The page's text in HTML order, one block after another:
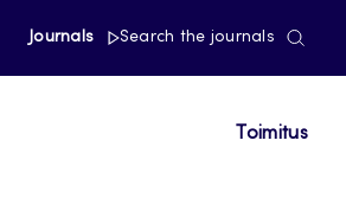
Journals Search the journals
Toimitus